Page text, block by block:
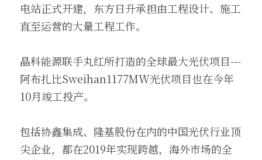
电站正式开建，东方日升承担由工程设计、施工
直至运营的大量工程工作。
晶科能源联手丸红所打造的全球最大光伏项目---
阿布扎比Sweihan1177MW光伏项目也在今年
10月竣工投产。
包括协鑫集成、隆基股份在内的中国光伏行业顶
尖企业，都在2019年实现跨越，海外市场的全